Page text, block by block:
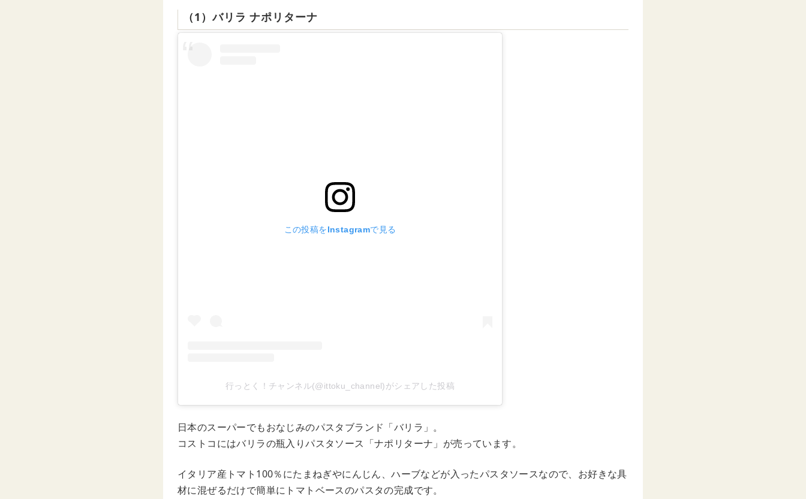
（1）バリラ ナポリターナ
この投稿をInstagramで見る
行っとく！チャンネル(@ittoku_channel)がシェアした投稿
日本のスーパーでもおなじみのパスタブランド「バリラ」。
コストコにはバリラの瓶入りパスタソース「ナポリターナ」が売っています。
イタリア産トマト100％にたまねぎやにんじん、ハーブなどが入ったパスタソースなので、お好きな具
材に混ぜるだけで簡単にトマトベースのパスタの完成です。